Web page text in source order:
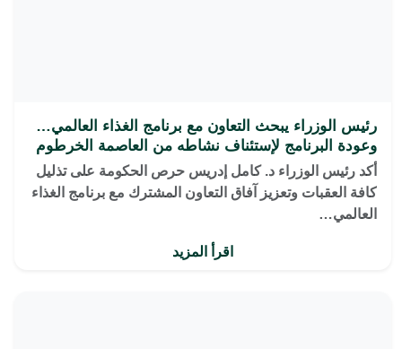
رئيس الوزراء يبحث التعاون مع برنامج الغذاء العالمي…
وعودة البرنامج لإستئناف نشاطه من العاصمة الخرطوم
أكد رئيس الوزراء د. كامل إدريس حرص الحكومة على تذليل
كافة العقبات وتعزيز آفاق التعاون المشترك مع برنامج الغذاء
العالمي…
اقرأ المزيد